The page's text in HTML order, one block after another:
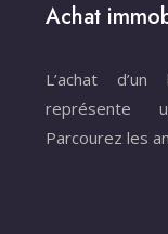
Achat
L’achat
représente
Parcourez les